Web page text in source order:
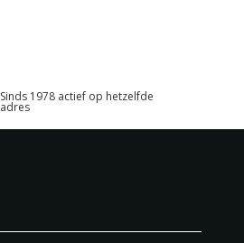
Sinds 1978 actief op hetzelfde
adres